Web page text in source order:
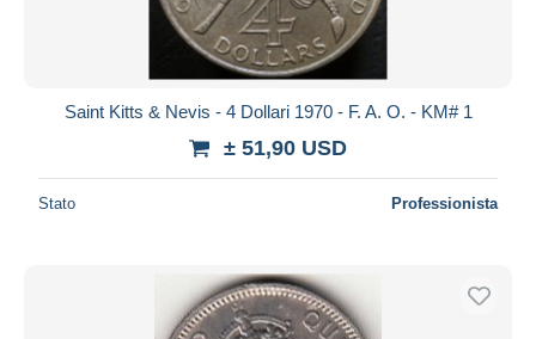
Saint Kitts & Nevis - 4 Dollari 1970 - F. A. O. - KM# 1
± 51,90 USD
Stato Professionista